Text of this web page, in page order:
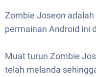
Zombie Joseon
permainan Android ini
Muat turun Zombie
telah melanda